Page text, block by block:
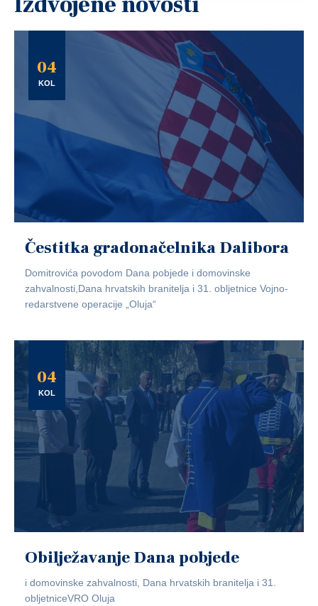
04
KOL
Čestitka gradonačelnika Dalibora
Domitrovića povodom Dana pobjede i domovinske
zahvalnosti,Dana hrvatskih branitelja i 31. obljetnice Vojno-
redarstvene operacije „Oluja“
04
KOL
Obilježavanje Dana pobjede
i domovinske zahvalnosti, Dana hrvatskih branitelja i 31.
obljetniceVRO Oluja